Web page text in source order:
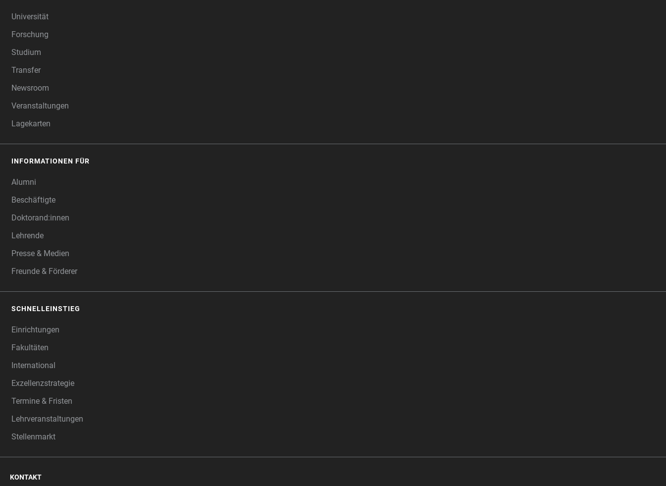
Universität
Forschung
Studium
Transfer
Newsroom
Veranstaltungen
Lagekarten
INFORMATIONEN FÜR
Alumni
Beschäftigte
Doktorand:innen
Lehrende
Presse & Medien
Freunde & Förderer
SCHNELLEINSTIEG
Einrichtungen
Fakultäten
International
Exzellenzstrategie
Termine & Fristen
Lehrveranstaltungen
Stellenmarkt
KONTAKT